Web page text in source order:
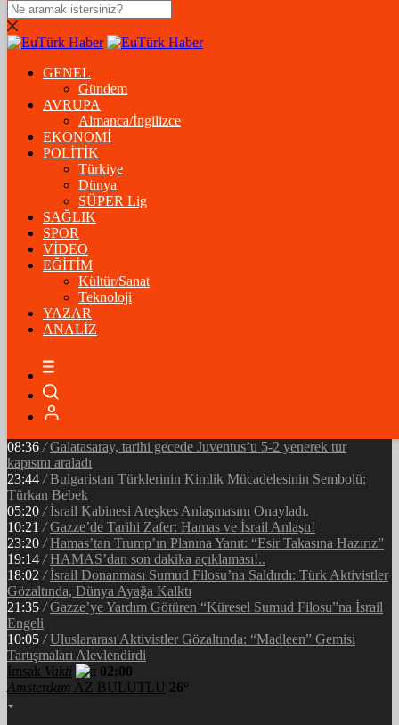
DOLAR
47,5574$% 0.18
EURO
54,8602€% 0.06
STERLİN
% 0.41
GRAM ALTIN
6.175,37%-1,31
ÇEYREK ALTIN
10.093,00%-1,09
BİTCOİN
GENEL
Gündem
AVRUPA
Almanca/İngilizce
EKONOMİ
POLİTİK
Türkiye
Dünya
SÜPER Lig
SAĞLIK
SPOR
VİDEO
EĞİTİM
Kültür/Sanat
Teknoloji
YAZAR
ANALİZ
05:34 / Ramazan’ın Bereketi Yarenler İftarıyla Taçlandı: ‘Birlikte
08:36 / Galatasaray, tarihi gecede Juventus’u 5-2 yenerek tur
kapısını araladı
23:44 / Bulgaristan Türklerinin Kimlik Mücadelesinin Sembolü:
Türkan Bebek
05:20 / İsrail Kabinesi Ateşkes Anlaşmasını Onayladı.
10:21 / Gazze’de Tarihi Zafer: Hamas ve İsrail Anlaştı!
23:20 / Hamas’tan Trump’ın Planına Yanıt: “Esir Takasına Hazırız”
19:14 / HAMAS’dan son dakika açıklaması!..
18:02 / İsrail Donanması Sumud Filosu’na Saldırdı: Türk Aktivistler
Gözaltında, Dünya Ayağa Kalktı
21:35 / Gazze’ye Yardım Götüren “Küresel Sumud Filosu”na İsrail
Engeli
10:05 / Uluslararası Aktivistler Gözaltında: “Madleen” Gemisi
Tartışmaları Alevlendirdi
İmsak Vakti
02:00
Amsterdam AZ BULUTLU 26°